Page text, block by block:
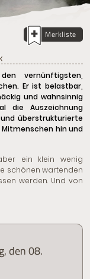
Merkliste
vernünftigsten,
Er ist belastbar,
und wahnsinnig
die Auszeichnung
überstrukturierte
hin und
ein klein wenig
schönen wartenden
werden. Und von
den 08.